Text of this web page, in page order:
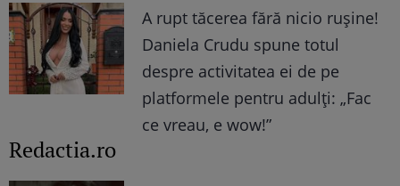
A rupt tăcerea fără nicio rușine!
Daniela Crudu spune totul
despre activitatea ei de pe
platformele pentru adulți: „Fac
ce vreau, e wow!”
Redactia.ro